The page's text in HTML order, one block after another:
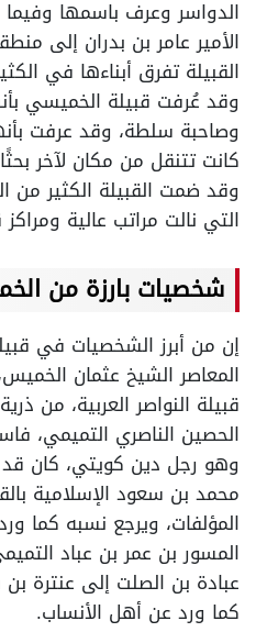
الدواسر وعرف باسمها وفيما
الأمير عامر بن بدران إلى
القبيلة تفرق أبناءها في
وقد عُرفت قبيلة الخميسي
وصاحبة سلطة، وقد عرفت
كانت تتنقل من مكان لآخر
وقد ضمت القبيلة الكثير من
التي نالت مراتب عالية
شخصيات بارزة من
إن من أبرز الشخصيات في
المعاصر الشيخ عثمان
قبيلة النواصر العربية، من
الحصين الناصري التميمي،
وهو رجل دين كويتي، كان
محمد بن سعود الإسلامية
المؤلفات، ويرجع نسبه كما
المسور بن عمر بن عباد
عبادة بن الصلت إلى عنترة
كما ورد عن أهل الأنساب.